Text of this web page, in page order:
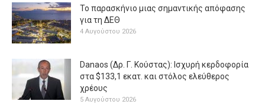
Το παρασκήνιο μιας σημαντικής απόφασης
για τη ΔΕΘ
4 Αυγούστου 2026
Danaos (Δρ. Γ. Κούστας): Ισχυρή κερδοφορία
στα $133,1 εκατ. και στόλος ελεύθερος
χρέους
5 Αυγούστου 2026